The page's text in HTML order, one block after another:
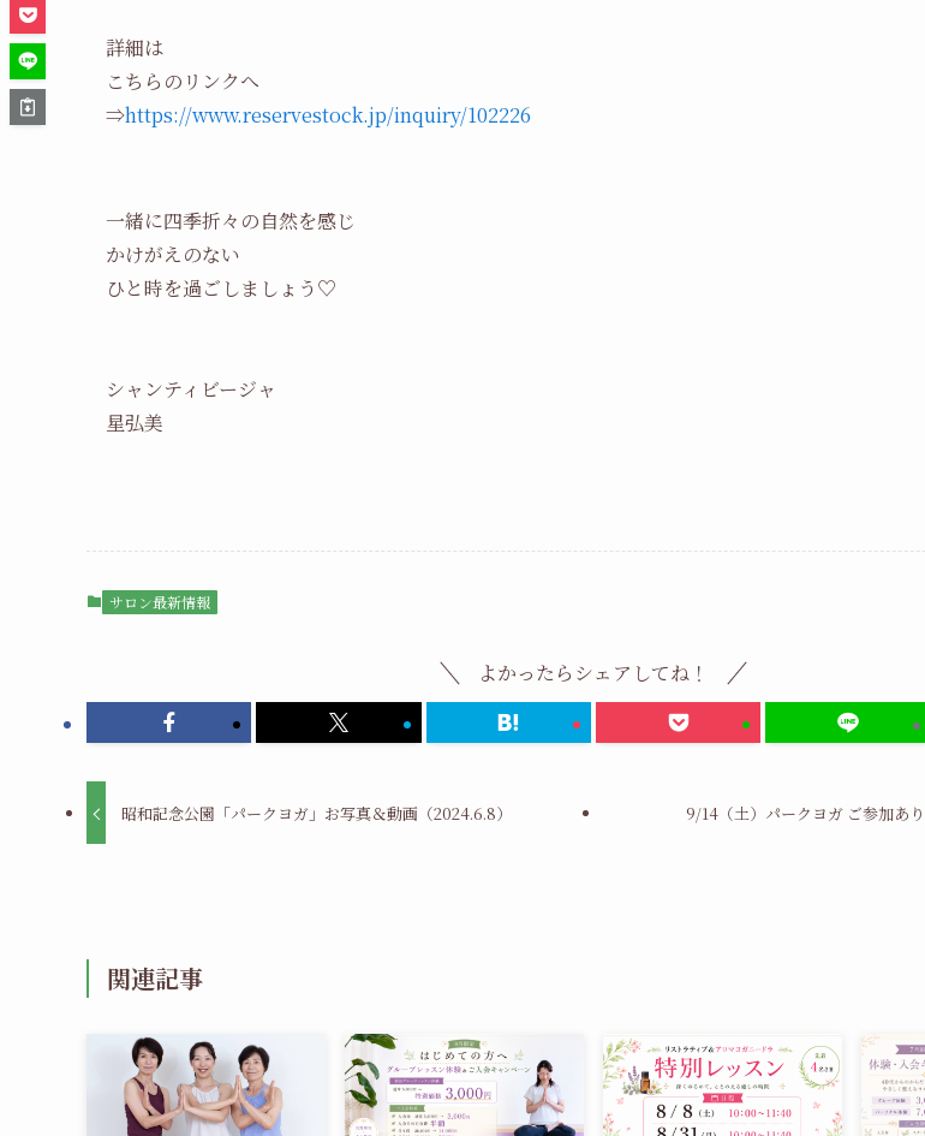
詳細は
こちらのリンクへ
⇒https://www.reservestock.jp/inquiry/102226
一緒に四季折々の自然を感じ
かけがえのない
ひと時を過ごしましょう♡
シャンティビージャ
星弘美
サロン最新情報
よかったらシェアしてね！
昭和記念公園「パークヨガ」お写真＆動画（2024.6.8） 9/14（土）パークヨガ ご参加あ
関連記事